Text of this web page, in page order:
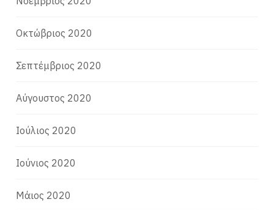
Οκτώβριος 2020
Σεπτέμβριος 2020
Αύγουστος 2020
Ιούλιος 2020
Ιούνιος 2020
Μάιος 2020